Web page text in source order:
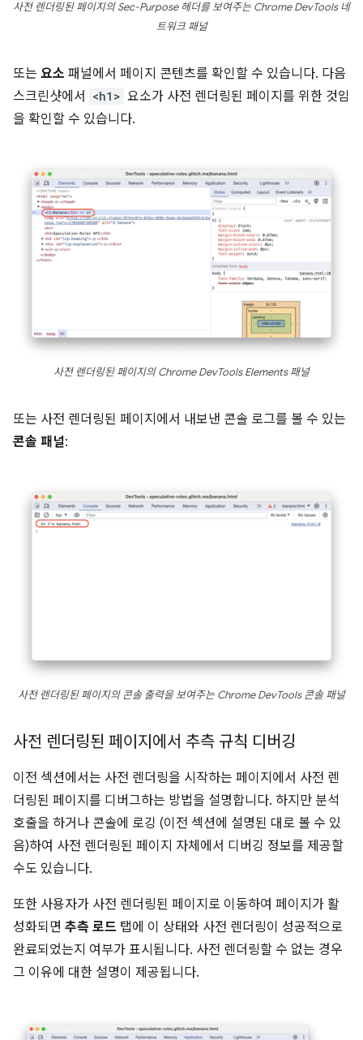
사전 렌더링된 페이지의 Sec-Purpose 헤더를 보여주는 Chrome DevTools 네
트워크 패널
또는 요소 패널에서 페이지 콘텐츠를 확인할 수 있습니다. 다음
스크린샷에서
<h1> 요소가 사전 렌더링된 페이지를 위한 것임
을 확인할 수 있습니다.
사전 렌더링된 페이지의 Chrome DevTools Elements 패널
또는 사전 렌더링된 페이지에서 내보낸 콘솔 로그를 볼 수 있는
콘솔 패널:
사전 렌더링된 페이지의 콘솔 출력을 보여주는 Chrome DevTools 콘솔 패널
사전 렌더링된 페이지에서 추측 규칙 디버깅
이전 섹션에서는 사전 렌더링을 시작하는 페이지에서 사전 렌
더링된 페이지를 디버그하는 방법을 설명합니다. 하지만 분석
호출을 하거나 콘솔에 로깅 (이전 섹션에 설명된 대로 볼 수 있
음)하여 사전 렌더링된 페이지 자체에서 디버깅 정보를 제공할
수도 있습니다.
또한 사용자가 사전 렌더링된 페이지로 이동하여 페이지가 활
성화되면 추측 로드 탭에 이 상태와 사전 렌더링이 성공적으로
완료되었는지 여부가 표시됩니다. 사전 렌더링할 수 없는 경우
그 이유에 대한 설명이 제공됩니다.